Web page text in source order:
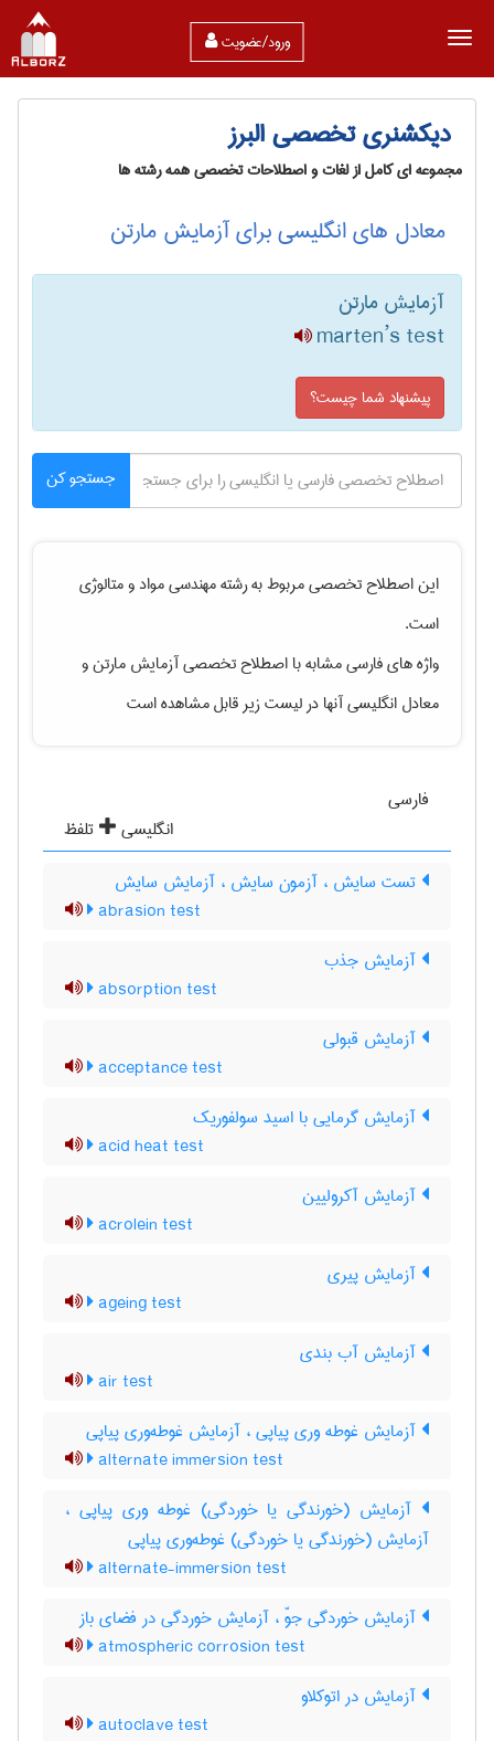
ورود/عضویت
دیکشنری تخصصی البرز
مجموعه ای کامل از لغات و اصطلاحات تخصصی همه رشته ها
معادل های انگلیسی برای آزمایش مارتن
آزمایش مارتن
marten’s test
پیشنهاد شما چیست؟
جستجو کن
این اصطلاح تخصصی مربوط به رشتهمهندسی مواد و متالوژی
است.
واژه های فارسی مشابه با اصطلاح تخصصیآزمایش مارتنو
معادل انگلیسی آنها در لیست زیر قابل مشاهده است
فارسی
انگلیسی
تلفظ
تست سایش ، آزمون سایش ، آزمایش سایش
abrasion test
آزمایش جذب
absorption test
آزمایش قبولی
acceptance test
آزمایش گرمایی با اسید سولفوریک
acid heat test
آزمایش آکرولیین
acrolein test
آزمایش پیری
ageing test
آزمایش آب بندی
air test
آزمایش غوطه وری پیاپی ، آزمایش غوطه‌وری پیاپی
alternate immersion test
آزمایش (خورندگی یا خوردگی) غوطه وری پیاپی ،
آزمایش (خورندگی یا خوردگی) غوطه‌وری پیاپی
alternate-immersion test
آزمایش خوردگی جوّ ، آزمایش خوردگی در فضای باز
atmospheric corrosion test
آزمایش در اتوکلاو
autoclave test